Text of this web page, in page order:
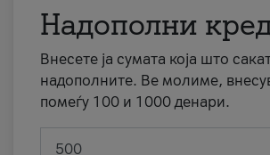
Надополни
Внесете ја сумата која што
надополните. Ве молиме,
помеѓу 100 и 1000 денари.